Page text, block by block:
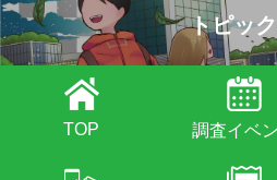
トピッ
TOP 調査イベ